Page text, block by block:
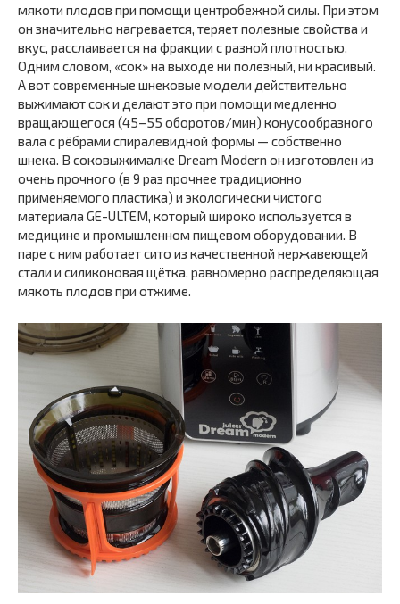
мякоти плодов при помощи центробежной силы. При этом
он значительно нагревается, теряет полезные свойства и
вкус, расслаивается на фракции с разной плотностью.
Одним словом, «сок» на выходе ни полезный, ни красивый.
А вот современные шнековые модели действительно
выжимают сок и делают это при помощи медленно
вращающегося (45–55 оборотов/мин) конусообразного
вала с рёбрами спиралевидной формы — собственно
шнека. В соковыжималке Dream Modern он изготовлен из
очень прочного (в 9 раз прочнее традиционно
применяемого пластика) и экологически чистого
материала GE-ULTEM, который широко используется в
медицине и промышленном пищевом оборудовании. В
паре с ним работает сито из качественной нержавеющей
стали и силиконовая щётка, равномерно распределяющая
мякоть плодов при отжиме.